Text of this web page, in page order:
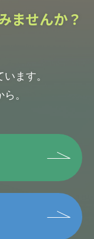
ませんか？
ます。
。